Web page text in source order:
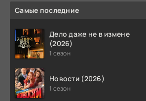
Самые последние
Дело даже не в измене
(2026)
1 сезон
Новости (2026)
1 сезон